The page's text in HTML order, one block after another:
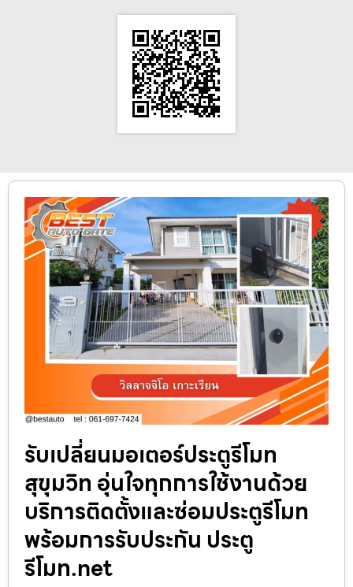
รับเปลี่ยนมอเตอร์ประตูรีโมท
สุขุมวิท อุ่นใจทุกการใช้งานด้วย
บริการติดตั้งและซ่อมประตูรีโมท
พร้อมการรับประกัน ประตู
รีโมท.net